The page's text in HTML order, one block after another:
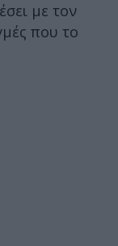
με τον
που το